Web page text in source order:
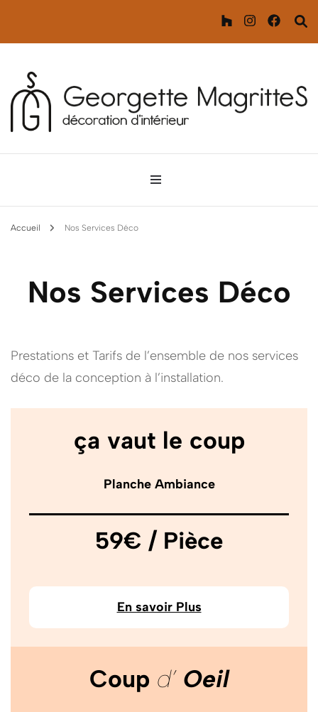
Georgette MagritteS
Décoration d'intérieur
Accueil Nos Services Déco
Nos Services Déco
Prestations et Tarifs de l’ensemble de nos services
déco de la conception à l’installation.
ça vaut le coup
Planche Ambiance
59€ / Pièce
En savoir Plus
Coup d’ Oeil